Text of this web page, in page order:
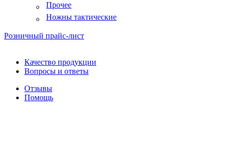
Прочее
Ножны тактические
Розничный прайс-лист
Качество продукции
Вопросы и ответы
Отзывы
Помощь